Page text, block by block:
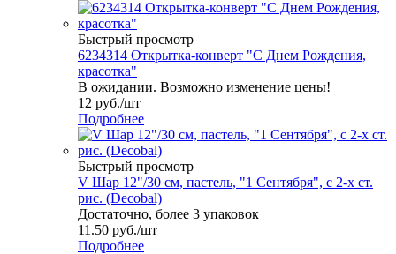
Быстрый просмотр
6234314 Открытка-конверт "С Днем Рождения,
красотка"
В ожидании. Возможно изменение цены!
12 руб./шт
Подробнее
Быстрый просмотр
V Шар 12"/30 см, пастель, "1 Сентября", с 2-х ст.
рис. (Decobal)
Достаточно, более 3 упаковок
11.50 руб./шт
Подробнее